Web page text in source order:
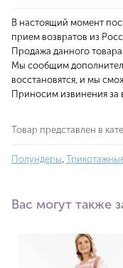
В настоящий момент
прием возвратов из
Продажа данного
Мы сообщим
восстановятся, и мы
Приносим извинения за
Товар представлен в
Полундеры,
Вас могут также